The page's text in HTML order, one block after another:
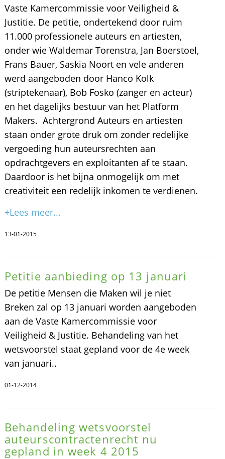
Vaste Kamercommissie voor Veiligheid &
Justitie. De petitie, ondertekend door ruim
11.000 professionele auteurs en artiesten,
onder wie Waldemar Torenstra, Jan Boerstoel,
Frans Bauer, Saskia Noort en vele anderen
werd aangeboden door Hanco Kolk
(striptekenaar), Bob Fosko (zanger en acteur)
en het dagelijks bestuur van het Platform
Makers. Achtergrond Auteurs en artiesten
staan onder grote druk om zonder redelijke
vergoeding hun auteursrechten aan
opdrachtgevers en exploitanten af te staan.
Daardoor is het bijna onmogelijk om met
creativiteit een redelijk inkomen te verdienen.
+Lees meer...
13-01-2015
Petitie aanbieding op 13 januari
De petitie Mensen die Maken wil je niet
Breken zal op 13 januari worden aangeboden
aan de Vaste Kamercommissie voor
Veiligheid & Justitie. Behandeling van het
wetsvoorstel staat gepland voor de 4e week
van januari..
01-12-2014
Behandeling wetsvoorstel
auteurscontractenrecht nu
gepland in week 4 2015